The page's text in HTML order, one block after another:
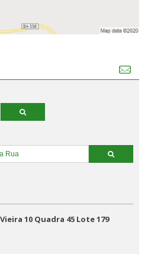
10 Quadra 45 Lote 179